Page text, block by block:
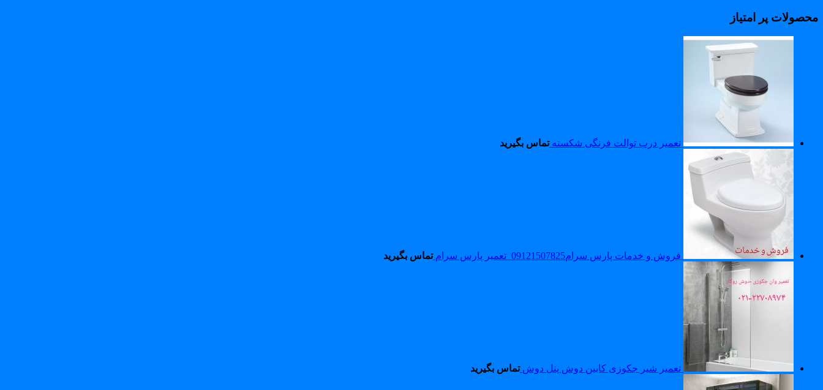
محصولات پر امتیاز
تعمیر درب توالت فرنگی شکسته تماس بگیرید
فروش و خدمات پارس سرام09121507825_تعمیر پارس سرام تماس بگیرید
تعمیر شیر جکوزی کابین دوش پنل دوش تماس بگیرید